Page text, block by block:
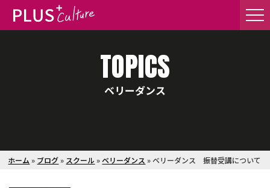
TOPICS
ベリーダンス
ホーム » ブログ» スクール »ベリーダンス »ベリーダンス 振替受講について